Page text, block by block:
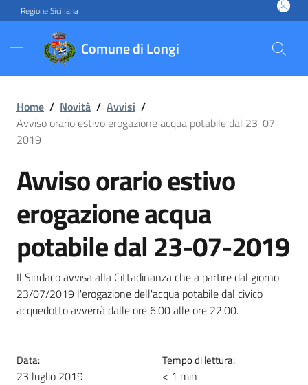
Vai ai contenuti
Vai al footer
Regione Siciliana
Comune di Longi
Avviso orario estivo
Home / Novità / Avvisi /
Avviso orario estivo erogazione acqua potabile dal 23-07-
2019
Avviso orario estivo
erogazione acqua
potabile dal 23-07-2019
Il Sindaco avvisa alla Cittadinanza che a partire dal giorno
23/07/2019 l'erogazione dell'acqua potabile dal civico
acquedotto avverrà dalle ore 6.00 alle ore 22.00.
Data:
23 luglio 2019
Tempo di lettura:
< 1 min